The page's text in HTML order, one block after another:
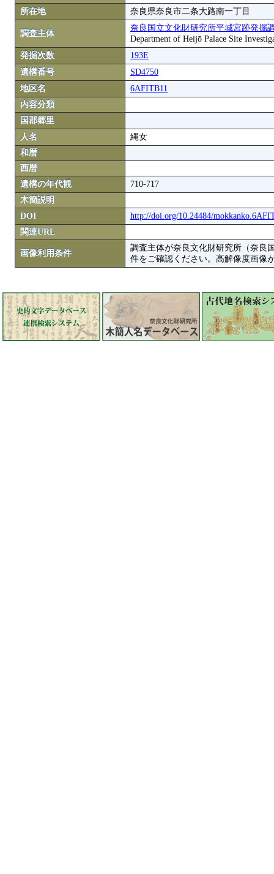
所在地
奈良県奈良市二条大路南一丁目
調査主体
奈良国立文化財研究所平城宮跡発掘
Department of Heijō Palace Site
発掘次数
193E
遺構番号
SD4750
地区名
6AFITB11
内容分類
国郡郷里
人名
縄女
和暦
西暦
遺構の年代観
710-717
木簡説明
DOI
http://doi.org/10.24484/
関連URL
画像利用条件
調査主体が奈良文化財研究所（奈良
件をご確認ください。高解像度画像